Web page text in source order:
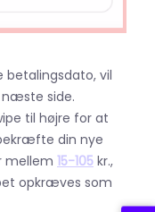
vil
næste side.
til højre for at
din nye
mellem 15-105 kr.,
opkræves som